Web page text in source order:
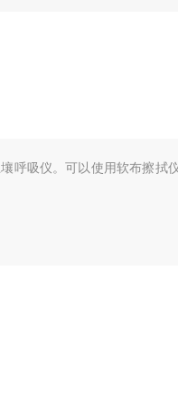
呼吸仪。可以使用软布擦拭